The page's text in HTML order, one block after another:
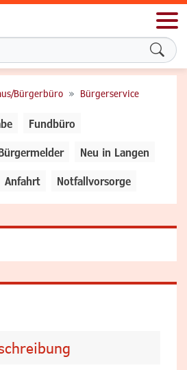
Bürgerbüro Bürgerservice
Fundbüro
Neu in Langen
Anfahrt Notfallvorsorge